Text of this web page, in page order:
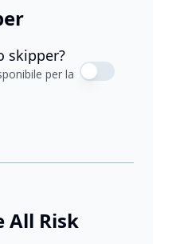
skipper?
per la
All Risk